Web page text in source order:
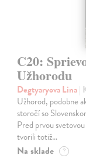
C20:
Užhorodu
Degtyaryova Lina|
Užhorod, podobne
storočí so
Pred prvou
tvorili totiž…
Na sklade ?